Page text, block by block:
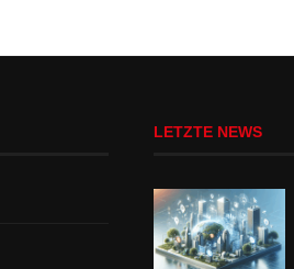
LETZTE NEWS